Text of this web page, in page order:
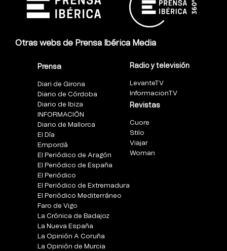
Otras webs de Prensa Ibérica Media
Prensa
Diari de Girona
Diario de Córdoba
Diario de Ibiza
INFORMACIÓN
Diario de Mallorca
El Día
Empordà
El Periódico de Aragón
El Periódico de España
El Periódico
El Periódico de Extremadura
El Periódico Mediterráneo
Faro de Vigo
La Crónica de Badajoz
La Nueva España
La Opinión A Coruña
La Opinión de Murcia
Radio y televisión
LevanteTV
InformacionTV
Revistas
Cuore
Stilo
Viajar
Woman